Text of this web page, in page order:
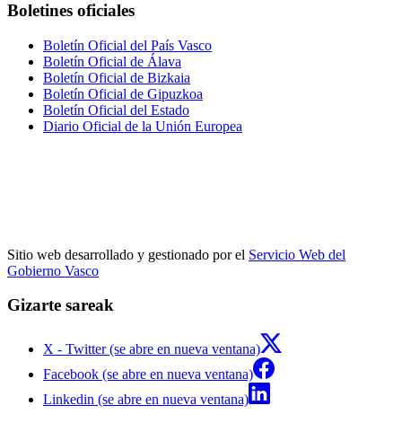
Boletines oficiales
Boletín Oficial del País Vasco
Boletín Oficial de Álava
Boletín Oficial de Bizkaia
Boletín Oficial de Gipuzkoa
Boletín Oficial del Estado
Diario Oficial de la Unión Europea
Sitio web desarrollado y gestionado por el Servicio Web del
Gobierno Vasco
Gizarte sareak
X - Twitter (se abre en nueva ventana)
Facebook (se abre en nueva ventana)
Linkedin (se abre en nueva ventana)